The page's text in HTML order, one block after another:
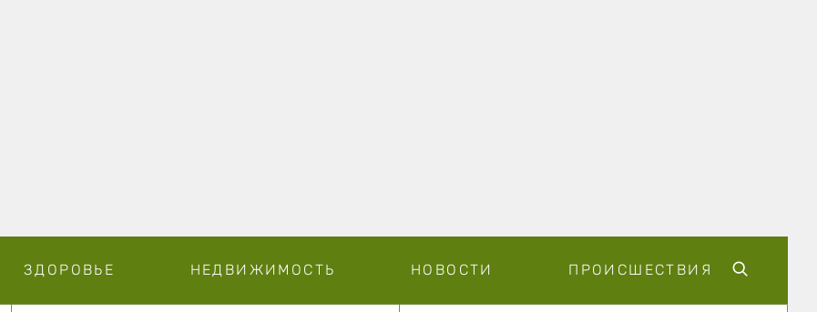
ЗДОРОВЬЕ НЕДВИЖИМОСТЬ НОВОСТИ ПРОИСШЕСТВИЯ